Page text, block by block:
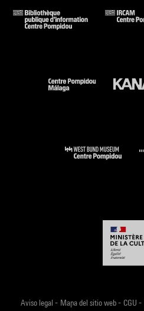
Aviso legal - Mapa del sitio web- CGU -